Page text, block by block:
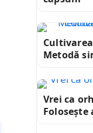
Metodă
Vrei ca